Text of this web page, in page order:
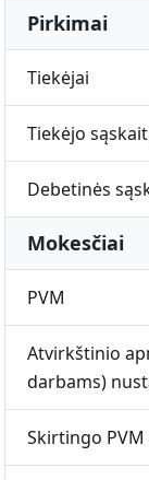
Pirkimai
Tiekėjai
Tiekėjo
Debetinės
Mokesčiai
PVM
Atvirkštinio
darbams)
Skirtingo